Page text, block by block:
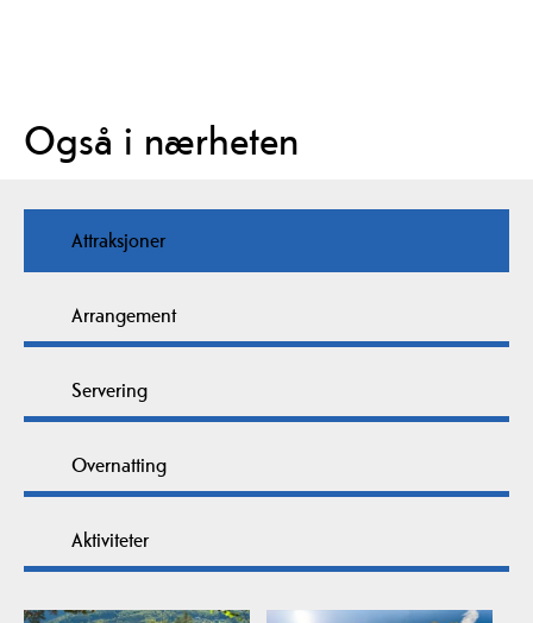
Også i nærheten
Attraksjoner
Arrangement
Servering
Overnatting
Aktiviteter